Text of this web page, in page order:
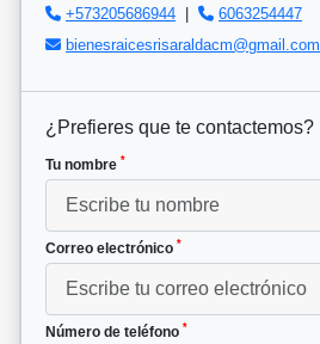
+573205686944 |
6063254447
bienesraicesrisaraldacm@gmail.com
¿Prefieres que te contactemos?
Tu nombre *
Correo electrónico *
Número de teléfono *